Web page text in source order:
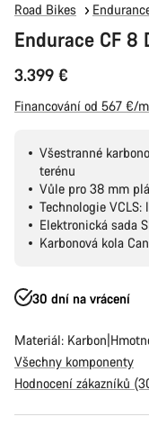
Road Bikes
Endurace CF 8
3.399 €
Financování od 567 €/
Všestranné
terénu
Vůle pro 38 mm
Technologie
Elektronická sada
Karbonová kola
30 dní na vrácení
Materiál: Karbon
Všechny komponenty
Hodnocení zákazníků